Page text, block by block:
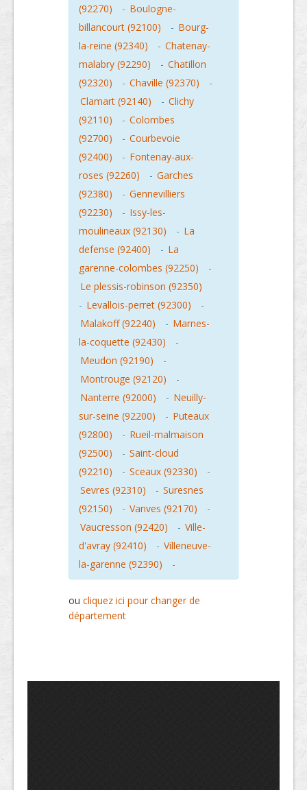
(92270)
- Boulogne-
billancourt (92100)
- Bourg-
la-reine (92340)
- Chatenay-
malabry (92290)
- Chatillon
(92320)
- Chaville (92370)
-
Clamart (92140)
- Clichy
(92110)
- Colombes
(92700)
- Courbevoie
(92400)
- Fontenay-aux-
roses (92260)
- Garches
(92380)
- Gennevilliers
(92230)
- Issy-les-
moulineaux (92130)
- La
defense (92400)
- La
garenne-colombes (92250)
-
Le plessis-robinson (92350)
- Levallois-perret (92300)
-
Malakoff (92240)
- Marnes-
la-coquette (92430)
-
Meudon (92190)
-
Montrouge (92120)
-
Nanterre (92000)
- Neuilly-
sur-seine (92200)
- Puteaux
(92800)
- Rueil-malmaison
(92500)
- Saint-cloud
(92210)
- Sceaux (92330)
-
Sevres (92310)
- Suresnes
(92150)
- Vanves (92170)
-
Vaucresson (92420)
- Ville-
d'avray (92410)
- Villeneuve-
la-garenne (92390)
-
ou cliquez ici pour changer de
département